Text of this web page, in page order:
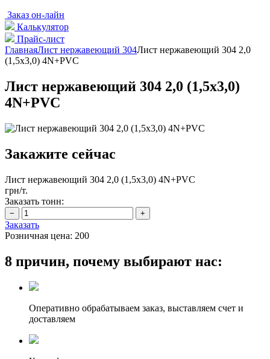
Заказ он-лайн
Калькулятор
Прайс-лист
ГлавнаяЛист нержавеющий 304Лист нержавеющий 304 2,0
(1,5х3,0) 4N+PVC
Лист нержавеющий 304 2,0 (1,5х3,0)
4N+PVC
Закажите сейчас
Лист нержавеющий 304 2,0 (1,5х3,0) 4N+PVC
грн/т.
Заказать тонн:
Заказать
Розничная цена: 200
8 причин, почему выбирают нас:
Оперативно обрабатываем заказ, выставляем счет и
доставляем